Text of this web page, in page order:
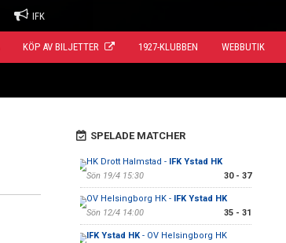
IFK
KÖP AV BILJETTER 1927-KLUBBEN WEBBUTIK
SPELADE MATCHER
HK Drott Halmstad - IFK Ystad HK
Sön 19/4 15:30
30 - 37
OV Helsingborg HK - IFK Ystad HK
Sön 12/4 14:00
35 - 31
IFK Ystad HK- OV Helsingborg HK